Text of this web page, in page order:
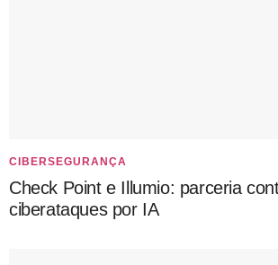
CIBERSEGURANÇA
Check Point e Illumio: parceria
ciberataques por IA